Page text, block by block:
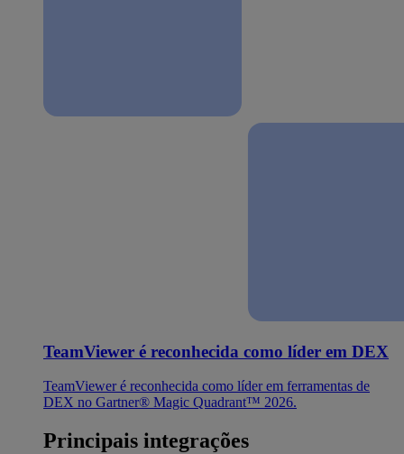
TeamViewer é reconhecida como líder em DEX
TeamViewer é reconhecida como líder em ferramentas de
DEX no Gartner® Magic Quadrant™ 2026.
Principais integrações